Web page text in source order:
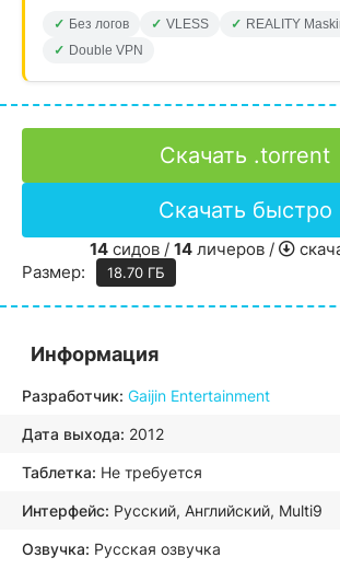
Без логов VLESS
REALITY
Double VPN
Скачать .torrent
Скачать быстро
14 сидов / 14 личеров /
Размер:
18.70 ГБ
Информация
Разработчик: Gaijin Entertainment
Дата выхода: 2012
Таблетка: Не требуется
Интерфейс: Русский, Английский, Multi9
Озвучка: Русская озвучка